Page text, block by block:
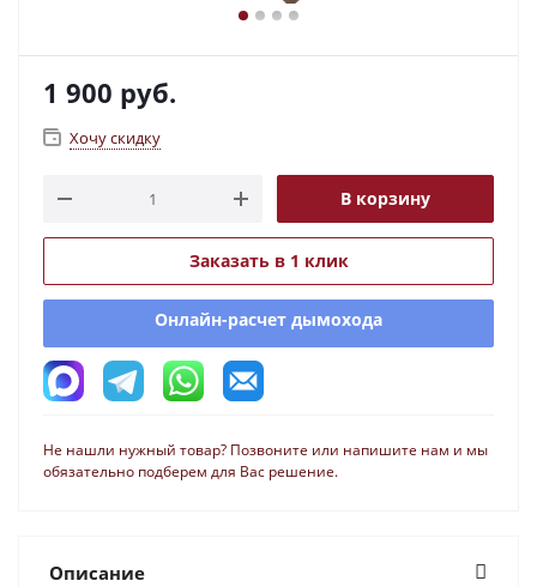
1 900 руб.
Хочу скидку
В корзину
Заказать в 1 клик
Онлайн-расчет дымохода
Не нашли нужный товар? Позвоните или напишите нам и мы
обязательно подберем для Вас решение.
Описание